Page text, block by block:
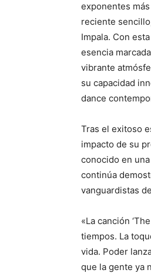
exponentes
reciente
Impala. Con
esencia
vibrante
su capacidad
dance
Tras el exitoso
impacto de su
conocido en
continúa
vanguardistas
«La canción
tiempos. La
vida. Poder
que la gente ya